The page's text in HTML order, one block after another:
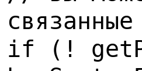
if (!